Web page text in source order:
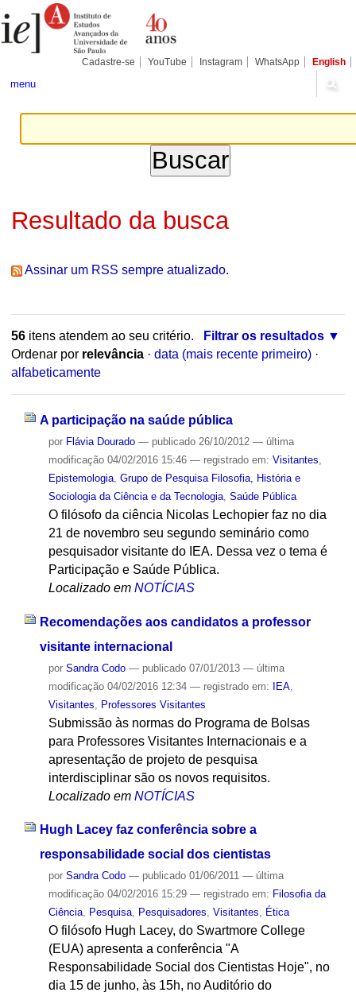
para
conteúdo.
Pessoais
Cadastre-se YouTube Instagram WhatsApp English
menu
Resultado da busca
Assinar um RSS sempre atualizado.
56itens atendem ao seu critério.
Filtrar os resultados
Ordenar por relevância · data (mais recente primeiro) ·
alfabeticamente
A participação na saúde pública
por Flávia Dourado — publicado26/10/2012 — última
modificação04/02/2016 15:46 — registrado em: Visitantes
Epistemologia, Grupo de Pesquisa Filosofia, História e
Sociologia da Ciência e da Tecnologia, Saúde Pública
O filósofo da ciência Nicolas Lechopier faz no dia
21 de novembro seu segundo seminário como
pesquisador visitante do IEA. Dessa vez o tema é
Participação e Saúde Pública.
Localizado em NOTÍCIAS
Recomendações aos candidatos a professor
visitante internacional
por Sandra Codo — publicado07/01/2013 — última
modificação04/02/2016 12:34 — registrado em: IEA,
Visitantes
Professores Visitantes
Submissão às normas do Programa de Bolsas
para Professores Visitantes Internacionais e a
apresentação de projeto de pesquisa
interdisciplinar são os novos requisitos.
Localizado em NOTÍCIAS
Hugh Lacey faz conferência sobre a
responsabilidade social dos cientistas
por Sandra Codo — publicado01/06/2011 — última
modificação04/02/2016 15:29 — registrado em: Filosofia da
Ciência, Pesquisa, Pesquisadores, Visitantes, Ética
O filósofo Hugh Lacey, do Swartmore College
(EUA) apresenta a conferência "A
Responsabilidade Social dos Cientistas Hoje", no
dia 15 de junho, às 15h, no Auditório do